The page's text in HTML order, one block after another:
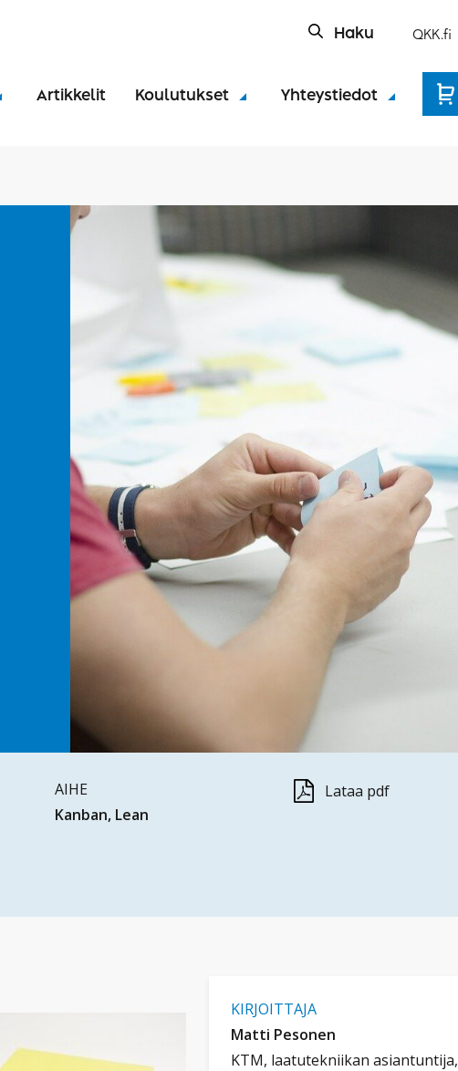
Haku QKK.fi
Artikkelit Koulutukset Yhteystiedot
AIHE
Kanban Lean
Lataa pdf
KIRJOITTAJA
Matti Pesonen
KTM, laatutekniikan asiantuntija,